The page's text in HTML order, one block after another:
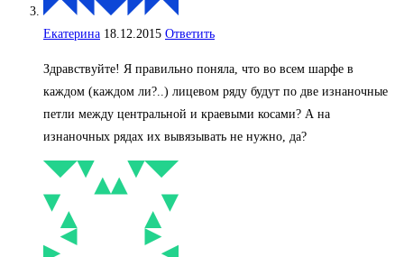
Екатерина 18.12.2015 Ответить
Здравствуйте! Я правильно поняла, что во всем шарфе в
каждом (каждом ли?..) лицевом ряду будут по две изнаночные
петли между центральной и краевыми косами? А на
изнаночных рядах их вывязывать не нужно, да?